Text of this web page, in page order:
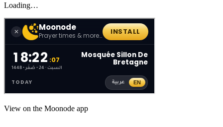
Loading…
View on the Moonode app